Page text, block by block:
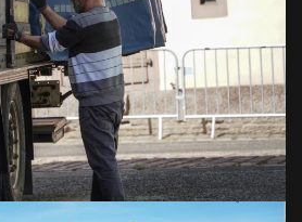
VOIR EN GRAND